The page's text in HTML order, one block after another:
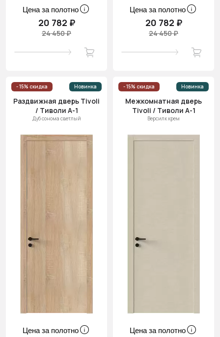
Цена за полотно
20 782 ₽
24 450 ₽
Цена за полотно
20 782 ₽
24 450 ₽
- 15% скидка Новинка
Раздвижная дверь Tivoli
/ Тиволи А-1
Дуб сонома светлый
Цена за полотно
- 15% скидка Новинка
Межкомнатная дверь
Tivoli / Тиволи А-1
Версилк крем
Цена за полотно